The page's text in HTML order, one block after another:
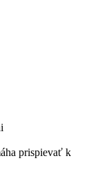
prispievať k